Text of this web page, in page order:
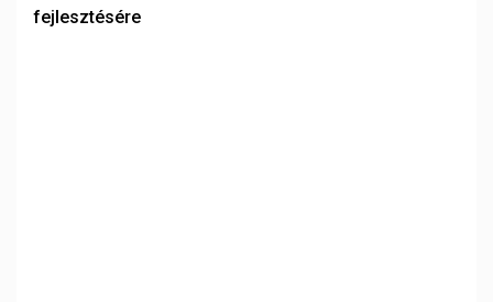
fejlesztésére